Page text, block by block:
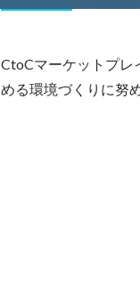
CtoCマーケットプレ